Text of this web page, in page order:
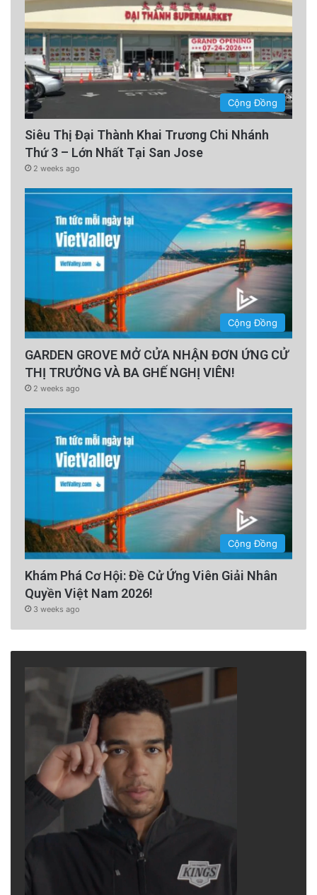
Cộng Đồng
Siêu Thị Đại Thành Khai Trương Chi Nhánh
Thứ 3 – Lớn Nhất Tại San Jose
2 weeks ago
Cộng Đồng
GARDEN GROVE MỞ CỬA NHẬN ĐƠN ỨNG CỬ
THỊ TRƯỞNG VÀ BA GHẾ NGHỊ VIÊN!
2 weeks ago
Cộng Đồng
Khám Phá Cơ Hội: Đề Cử Ứng Viên Giải Nhân
Quyền Việt Nam 2026!
3 weeks ago